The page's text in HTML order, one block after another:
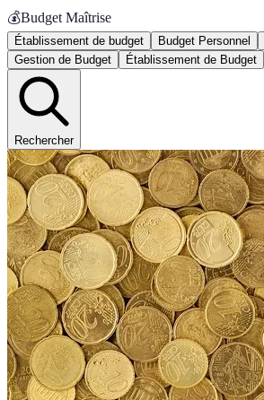
💰Budget Maîtrise
Établissement de budget Budget Personnel
Gestion de Budget
Établissement de Budget
Rechercher